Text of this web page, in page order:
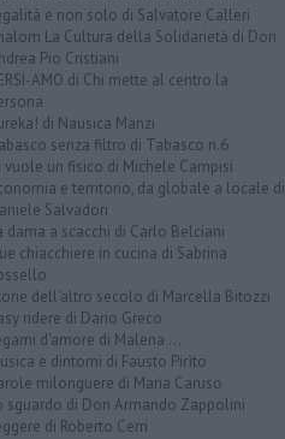
e non solo di Salvatore Calleri
La Cultura della Solidarietà di Don
Pio Cristiani
AMO di Chi mette al centro la
di Nausica Manzi
senza filtro di Tabasco n.6
vuole un fisico di Michele Campisi
e territorio, da globale a locale di
Salvadori
dama a scacchi di Carlo Belciani
chiacchiere in cucina di Sabrina
dell'altro secolo di Marcella Bitozzi
ridere di Dario Greco
d'amore di Malena ...
e dintorni di Fausto Pirìto
milonguere di Maria Caruso
sguardo di Don Armando Zappolini
di Roberto Cerri